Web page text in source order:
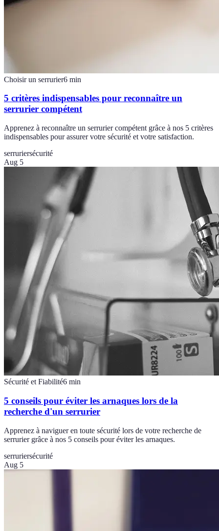
Choisir un serrurier6 min
5 critères indispensables pour reconnaître un
serrurier compétent
Apprenez à reconnaître un serrurier compétent grâce à nos 5 critères
indispensables pour assurer votre sécurité et votre satisfaction.
serruriersécurité
Aug 5
Sécurité et Fiabilité6 min
5 conseils pour éviter les arnaques lors de la
recherche d'un serrurier
Apprenez à naviguer en toute sécurité lors de votre recherche de
serrurier grâce à nos 5 conseils pour éviter les arnaques.
serruriersécurité
Aug 5